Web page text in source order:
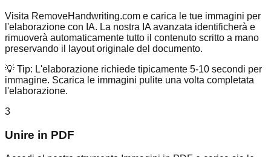
Visita RemoveHandwriting.com e carica le tue immagini per
l'elaborazione con IA. La nostra IA avanzata identificherà e
rimuoverà automaticamente tutto il contenuto scritto a mano
preservando il layout originale del documento.
💡 Tip: L'elaborazione richiede tipicamente 5-10 secondi per
immagine. Scarica le immagini pulite una volta completata
l'elaborazione.
3
Unire in PDF